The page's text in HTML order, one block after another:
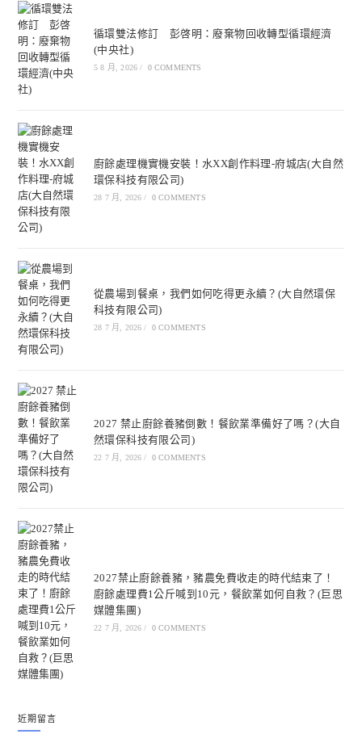
循環雙法修訂 彭啓明：廢棄物回收轉型循環經濟
(中央社)
5 8 月, 2026 / 0 COMMENTS
廚餘處理機實機安裝！水XX創作料理-府城店(大自然
環保科技有限公司)
28 7 月, 2026 / 0 COMMENTS
從農場到餐桌，我們如何吃得更永續？(大自然環保
科技有限公司)
28 7 月, 2026 / 0 COMMENTS
2027 禁止廚餘養豬倒數！餐飲業準備好了嗎？(大自
然環保科技有限公司)
22 7 月, 2026 / 0 COMMENTS
2027禁止廚餘養豬，豬農免費收走的時代結束了！
廚餘處理費1公斤喊到10元，餐飲業如何自救？(巨思
媒體集團)
22 7 月, 2026 / 0 COMMENTS
近期留言